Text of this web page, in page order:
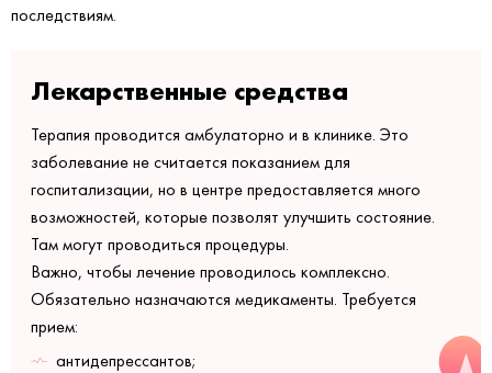
последствиям.
Лекарственные средства
Терапия проводится амбулаторно и в клинике. Это
заболевание не считается показанием для
госпитализации, но в центре предоставляется много
возможностей, которые позволят улучшить состояние.
Там могут проводиться процедуры.
Важно, чтобы лечение проводилось комплексно.
Обязательно назначаются медикаменты. Требуется
прием:
антидепрессантов;